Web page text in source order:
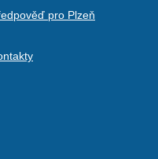
pro Plzeň